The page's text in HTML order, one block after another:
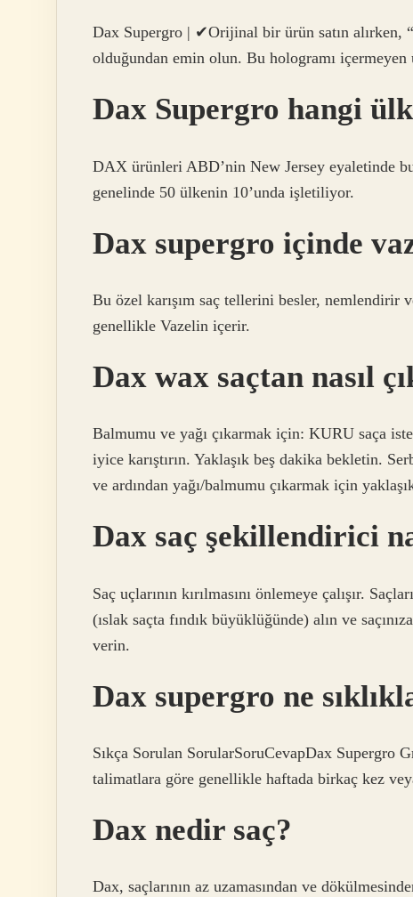
Dax Supergro | ✔Orijinal bir ürün satın alırken,
olduğundan emin olun. Bu hologramı
Dax Supergro hangi
DAX ürünleri ABD’nin New Jersey eyaletinde
genelinde 50 ülkenin 10’unda işletiliyor.
Dax supergro içinde
Bu özel karışım saç tellerini besler, nemlendirir
genellikle Vazelin içerir.
Dax wax saçtan nasıl
Balmumu ve yağı çıkarmak için: KURU saça
iyice karıştırın. Yaklaşık beş dakika bekletin.
ve ardından yağı/balmumu çıkarmak için
Dax saç şekillendirici
Saç uçlarının kırılmasını önlemeye çalışır.
(ıslak saçta fındık büyüklüğünde) alın ve
verin.
Dax supergro ne
Sıkça Sorulan SorularSoruCevapDax Supergro
talimatlara göre genellikle haftada birkaç kez
Dax nedir saç?
Dax, saçlarının az uzamasından ve